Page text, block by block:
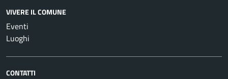
VIVERE IL COMUNE
Eventi
Luoghi
CONTATTI